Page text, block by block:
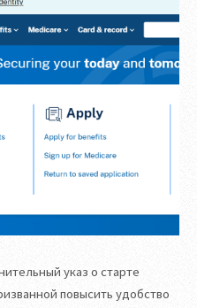
указ о старте
повысить удобство